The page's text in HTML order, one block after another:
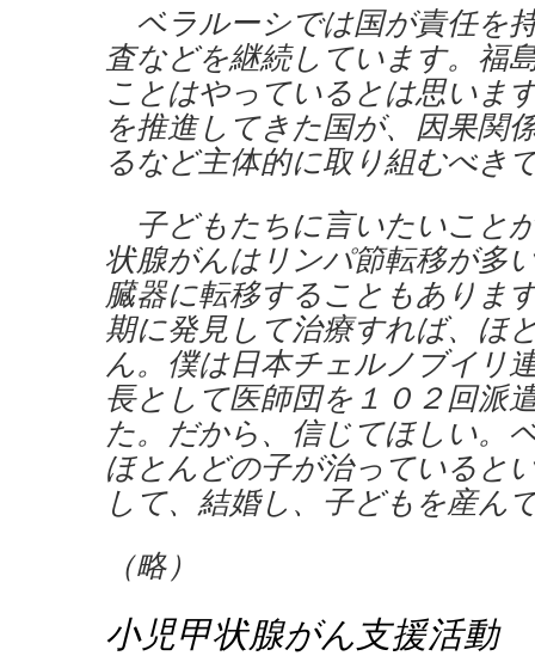
ベラルーシでは国が責任を
査などを継続しています。福
ことはやっているとは思いま
を推進してきた国が、因果関
るなど主体的に取り組むべき
子どもたちに言いたいこと
状腺がんはリンパ節転移が多
臓器に転移することもありま
期に発見して治療すれば、ほ
ん。僕は日本チェルノブイリ
長として医師団を１０２回派
た。だから、信じてほしい。
ほとんどの子が治っていると
して、結婚し、子どもを産ん
（略）
小児甲状腺がん支援活動